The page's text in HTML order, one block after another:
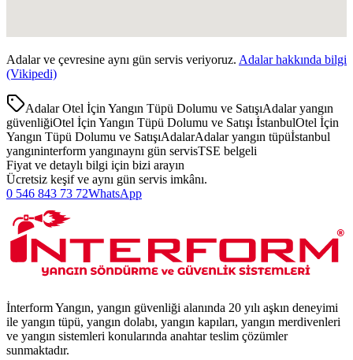
Adalarve çevresine aynı gün servis veriyoruz. Adalarhakkında bilgi
(Vikipedi)
Adalar Otel İçin Yangın Tüpü Dolumu ve SatışıAdalar yangın
güvenliğiOtel İçin Yangın Tüpü Dolumu ve Satışı İstanbulOtel İçin
Yangın Tüpü Dolumu ve SatışıAdalarAdalar yangın tüpüİstanbul
yangıninterform yangınaynı gün servisTSE belgeli
Fiyat ve detaylı bilgi için bizi arayın
Ücretsiz keşif ve aynı gün servis imkânı.
0 546 843 73 72WhatsApp
İnterform Yangın, yangın güvenliği alanında 20 yılı aşkın deneyimi
ile yangın tüpü, yangın dolabı, yangın kapıları, yangın merdivenleri
ve yangın sistemleri konularında anahtar teslim çözümler
sunmaktadır.